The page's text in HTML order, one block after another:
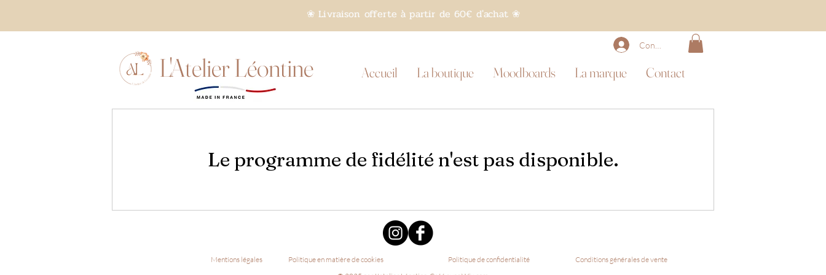
❀ Livraison offerte à partir de 60€ d'achat ❀
L'Atelier Léontine
Connexion
Accueil La boutique Moodboards La marque Contact
Le programme de fidélité n'est pas disponible.
Mentions légales Politique en matière de cookies Politique de confidentialité
Conditions générales de vente